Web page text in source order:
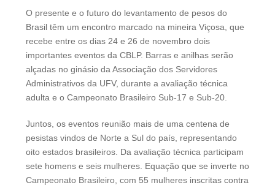
O presente e o futuro do levantamento de pesos do
Brasil têm um encontro marcado na mineira Viçosa, que
recebe entre os dias 24 e 26 de novembro dois
importantes eventos da CBLP. Barras e anilhas serão
alçadas no ginásio da Associação dos Servidores
Administrativos da UFV, durante a avaliação técnica
adulta e o Campeonato Brasileiro Sub-17 e Sub-20.
Juntos, os eventos reunião mais de uma centena de
pesistas vindos de Norte a Sul do país, representando
oito estados brasileiros. Da avaliação técnica participam
sete homens e seis mulheres. Equação que se inverte no
Campeonato Brasileiro, com 55 mulheres inscritas contra